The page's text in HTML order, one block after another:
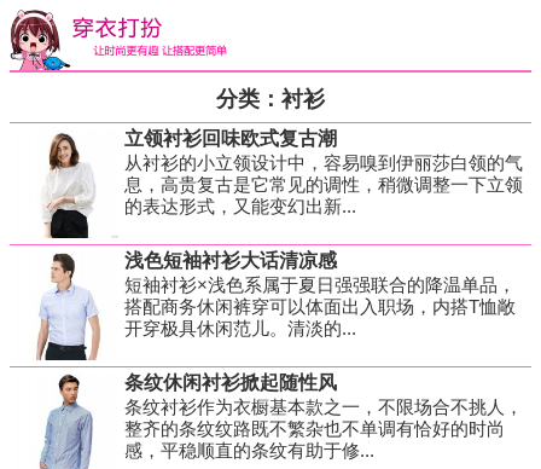
分类：衬衫
立领衬衫回味欧式复古潮
从衬衫的小立领设计中，容易嗅到伊丽莎白领的气
息，高贵复古是它常见的调性，稍微调整一下立领
的表达形式，又能变幻出新...
浅色短袖衬衫大话清凉感
短袖衬衫×浅色系属于夏日强强联合的降温单品，
搭配商务休闲裤穿可以体面出入职场，内搭T恤敞
开穿极具休闲范儿。清淡的...
条纹休闲衬衫掀起随性风
条纹衬衫作为衣橱基本款之一，不限场合不挑人，
整齐的条纹纹路既不繁杂也不单调有恰好的时尚
感，平稳顺直的条纹有助于修...